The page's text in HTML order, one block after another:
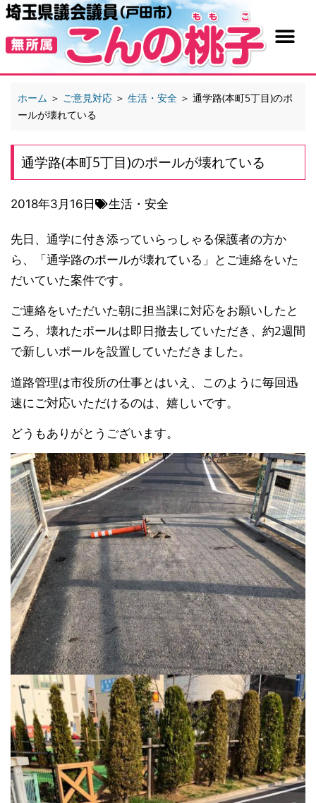
ホーム ＞ ご意見対応 ＞ 生活・安全 ＞ 通学路(本町5丁目)のポ
ールが壊れている
通学路(本町5丁目)のポールが壊れている
2018年3月16日 生活・安全
先日、通学に付き添っていらっしゃる保護者の方か
ら、「通学路のポールが壊れている」とご連絡をいた
だいていた案件です。
ご連絡をいただいた朝に担当課に対応をお願いしたと
ころ、壊れたポールは即日撤去していただき、約2週間
で新しいポールを設置していただきました。
道路管理は市役所の仕事とはいえ、このように毎回迅
速にご対応いただけるのは、嬉しいです。
どうもありがとうございます。